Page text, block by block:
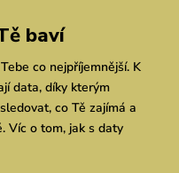
baví
co nejpříjemnější. K
data, díky kterým
co Tě zajímá a
Víc o tom, jak s daty